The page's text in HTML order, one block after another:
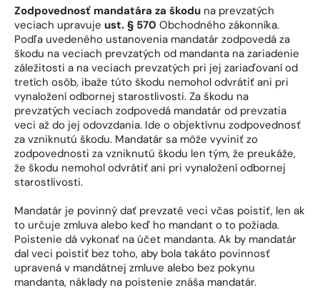
Zodpovednosť mandatára za škodu na prevzatých
veciach upravuje ust. § 570 Obchodného zákonníka.
Podľa uvedeného ustanovenia mandatár zodpovedá za
škodu na veciach prevzatých od mandanta na zariadenie
záležitosti a na veciach prevzatých pri jej zariaďovaní od
tretích osôb, ibaže túto škodu nemohol odvrátiť ani pri
vynaložení odbornej starostlivosti. Za škodu na
prevzatých veciach zodpovedá mandatár od prevzatia
veci až do jej odovzdania. Ide o objektívnu zodpovednosť
za vzniknutú škodu. Mandatár sa môže vyviniť zo
zodpovednosti za vzniknutú škodu len tým, že preukáže,
že škodu nemohol odvrátiť ani pri vynaložení odbornej
starostlivosti.
Mandatár je povinný dať prevzaté veci včas poistiť, len ak
to určuje zmluva alebo keď ho mandant o to požiada.
Poistenie dá vykonať na účet mandanta. Ak by mandatár
dal veci poistiť bez toho, aby bola takáto povinnosť
upravená v mandátnej zmluve alebo bez pokynu
mandanta, náklady na poistenie znáša mandatár.